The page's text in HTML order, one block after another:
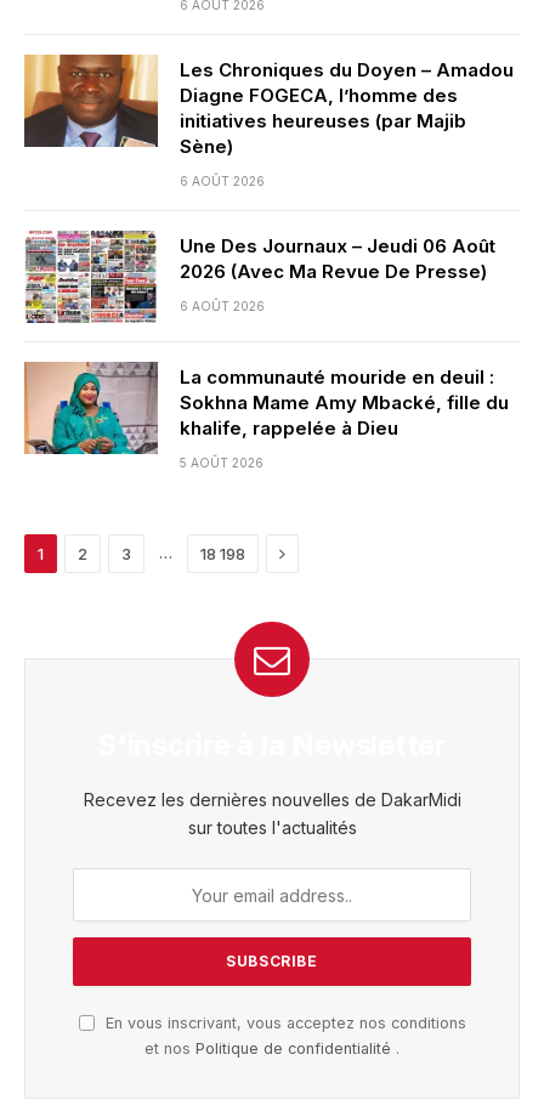
6 AOÛT 2026
Les Chroniques du Doyen – Amadou
Diagne FOGECA, l’homme des
initiatives heureuses (par Majib
Sène)
6 AOÛT 2026
Une Des Journaux – Jeudi 06 Août
2026 (Avec Ma Revue De Presse)
6 AOÛT 2026
La communauté mouride en deuil :
Sokhna Mame Amy Mbacké, fille du
khalife, rappelée à Dieu
5 AOÛT 2026
1 2 3 … 18 198 Next
Recevez les dernières nouvelles de DakarMidi
sur toutes l'actualités
En vous inscrivant, vous acceptez nos conditions
et nos Politique de confidentialité .